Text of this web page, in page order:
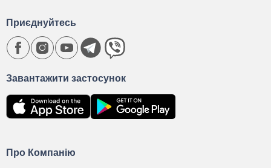
Про Компанію
Завантажити застосунок
Приєднуйтесь